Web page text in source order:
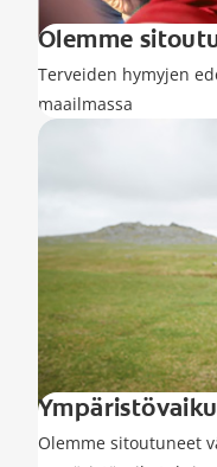
Olemme
Terveiden hymyjen
maailmassa
Olemme sitoutuneet